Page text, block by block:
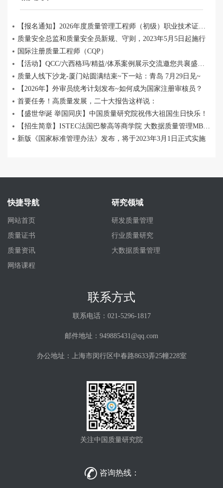
【报名通知】2026年度质量管理工程师（初级）职业技术证书 培训+考试
质量安全总监和质量安全员新规、守则，2023年5月5日起施行
国际注册质量工程师（CQP）
【活动】QCC/六西格玛/精益/体系案例展示交流邀您共襄盛举！
质量人线下沙龙-厦门站圆满结束~下一站：青岛 7月29日见~
【2026年】外审员统考计划发布~如何成为国家注册审核员？
首要任务！高质量发展，二十大报告这样说：
【盛世华诞 举国同庆】中国质量研究院祝伟大祖国生日快乐！
【招生简章】ISTEC法国巴黎高等商学院 大数据质量管理MBA 招生中
新版《国家标准管理办法》发布，将于2023年3月1日正式实施
快捷导航
网站首页
质量证书
质量资讯
网络课程
研究领域
研发质量管理
行业质量研究
大数据质量管理
联系方式
联系电话：021-5296-1817
邮件地址：949885431@qq.com
办公地址：上海市闵行区中春路8633弄25幢228室
关注中国质量研究院
 咨询热线：